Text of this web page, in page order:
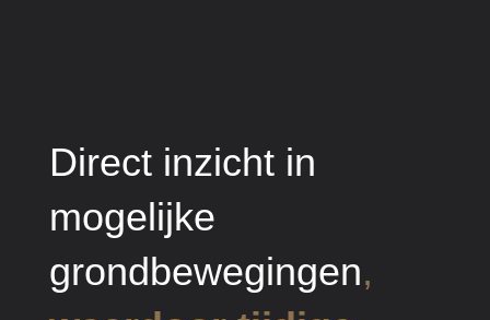
Direct inzicht in
mogelijke
grondbewegingen,